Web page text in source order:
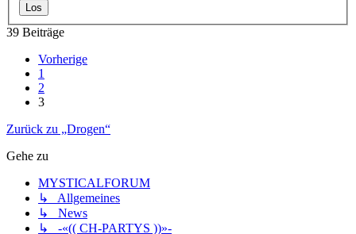
39 Beiträge
Vorherige
1
2
3
Zurück zu „Drogen“
Gehe zu
MYSTICALFORUM
↳ Allgemeines
↳ News
↳ -«(( CH-PARTYS ))»-